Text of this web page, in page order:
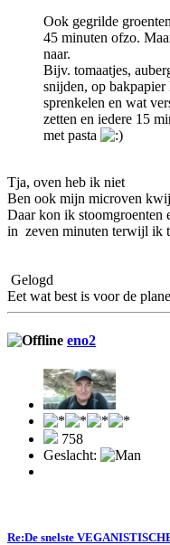
Ook gegrilde
45 minuten ofzo.
naar.
Bijv. tomaatjes,
snijden, op
sprenkelen en wat
zetten en iedere 15
met pasta
Tja, oven heb ik niet
Ben ook mijn microven
Daar kon ik stoomgroenten
in zeven minuten terwijl ik
Gelogd
Eet wat best is voor de
eno2
758
Geslacht:
Re:De snelste